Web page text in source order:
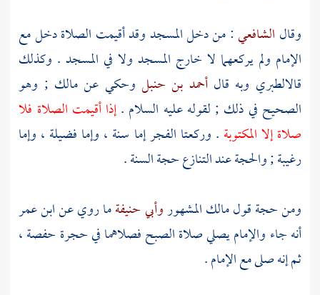
وقال الشافعي: من دخل المسجد وقد أقيمت الصلاة دخل مع
الإمام ولم يركعهما لا خارج المسجد ولا في المسجد . وكذلك
قالالطبري وبه قالأحمد بن حنبل وحكي عنمالك ; وهو
الصحيح في ذلك ; لقوله عليه السلام .إذا أقيمت الصلاة فلا
صلاة إلا المكتوبة . وركعتا الفجر إما سنة ، وإما فضيلة ، وإما
رغيبة ; والحجة عند التنازع حجة السنة .
ومن حجة قولمالكالمشهوروأبي حنيفةما روي عنابن عمر
أنه جاء والإمام يصلي صلاة الصبح فصلاهما في حجرة حفصة،
ثم إنه صلى مع الإمام .